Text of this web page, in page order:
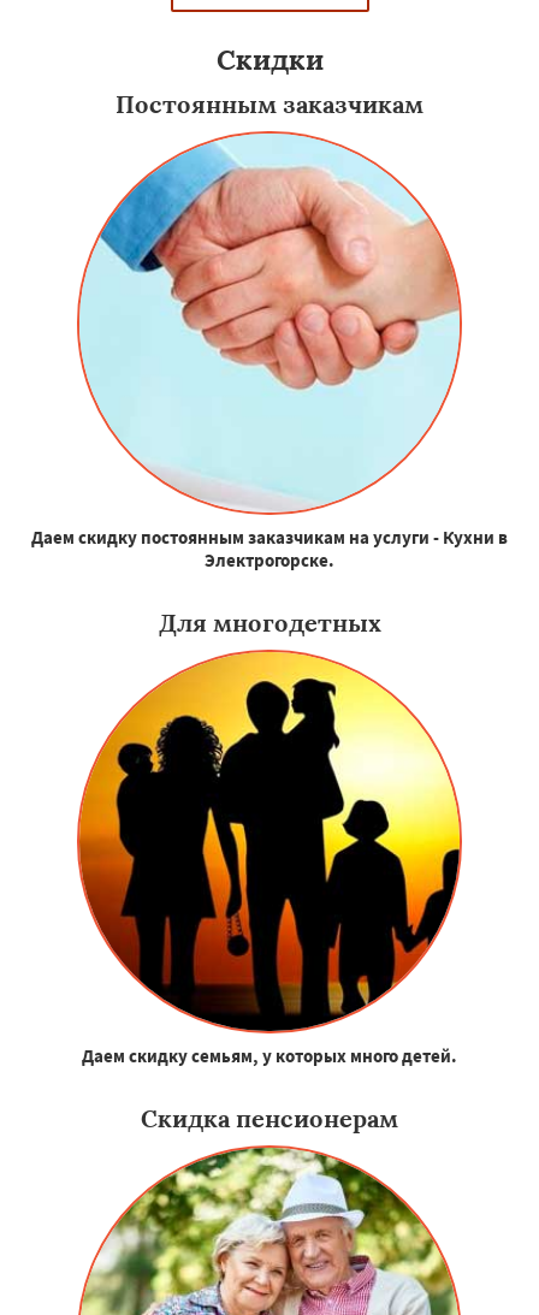
Скидки
Постоянным заказчикам
Даем скидку постоянным заказчикам на услуги - Кухни в
Электрогорске.
Для многодетных
Даем скидку семьям, у которых много детей.
Скидка пенсионерам